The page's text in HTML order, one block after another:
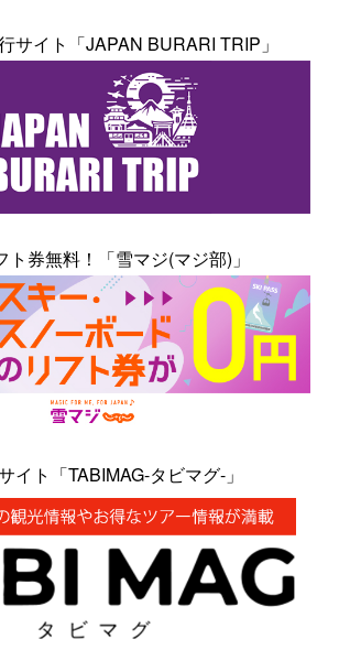
サイト「JAPAN BURARI TRIP」
券無料！「雪マジ(マジ部)」
イト「TABIMAG-タビマグ-」